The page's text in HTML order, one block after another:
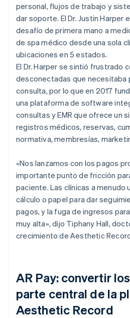
personal, flujos de trabajo y
dar soporte. El Dr. Justin Harper
desafío de primera mano a
de spa médico desde una sola
ubicaciones en 5 estados.
El Dr. Harper se sintió frustrado
desconectadas que necesitaba
consulta, por lo que en 2017
una plataforma de software
consultas y EMR que ofrece un
registros médicos, reservas,
normativa, membresías,
«Nos lanzamos con los pagos
importante punto de fricción
paciente. Las clínicas a menudo
cálculo o papel para dar
pagos, y la fuga de ingresos
muy alta», dijo Tiphany Hall,
crecimiento de Aesthetic
AR Pay: convertir
parte central de la
Aesthetic Record